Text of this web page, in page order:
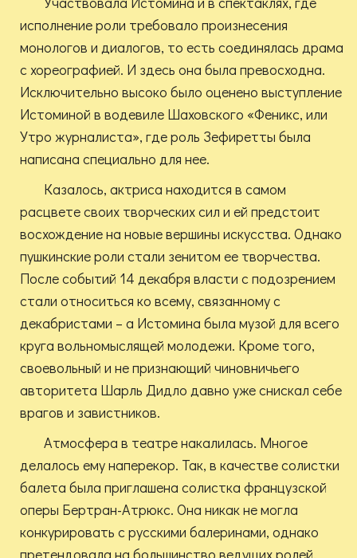
исполнение роли требовало произнесения
монологов и диалогов, то есть соединялась драма
с хореографией. И здесь она была превосходна.
Исключительно высоко было оценено выступление
Истоминой в водевиле Шаховского «Феникс, или
Утро журналиста», где роль Зефиретты была
написана специально для нее.
Казалось, актриса находится в самом
расцвете своих творческих сил и ей предстоит
восхождение на новые вершины искусства. Однако
пушкинские роли стали зенитом ее творчества.
После событий 14 декабря власти с подозрением
стали относиться ко всему, связанному с
декабристами – а Истомина была музой для всего
круга вольномыслящей молодежи. Кроме того,
своевольный и не признающий чиновничьего
авторитета Шарль Дидло давно уже снискал себе
врагов и завистников.
Атмосфера в театре накалилась. Многое
делалось ему наперекор. Так, в качестве солистки
балета была приглашена солистка французской
оперы Бертран-Атрюкс. Она никак не могла
конкурировать с русскими балеринами, однако
претендовала на большинство ведущих ролей.